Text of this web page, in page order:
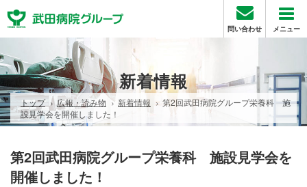
問い合わせ メニュー
新着情報
トップ 広報・読み物 新着情報
第2回武田病院グループ栄養科 施
設見学会を開催しました！
第2回武田病院グループ栄養科 施設見学会を
開催しました！